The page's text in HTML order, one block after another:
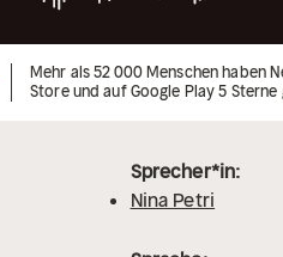
Mehr als 52 000 Menschen haben
Store und auf Google Play 5 Sterne
Sprecher*in:
Nina Petri